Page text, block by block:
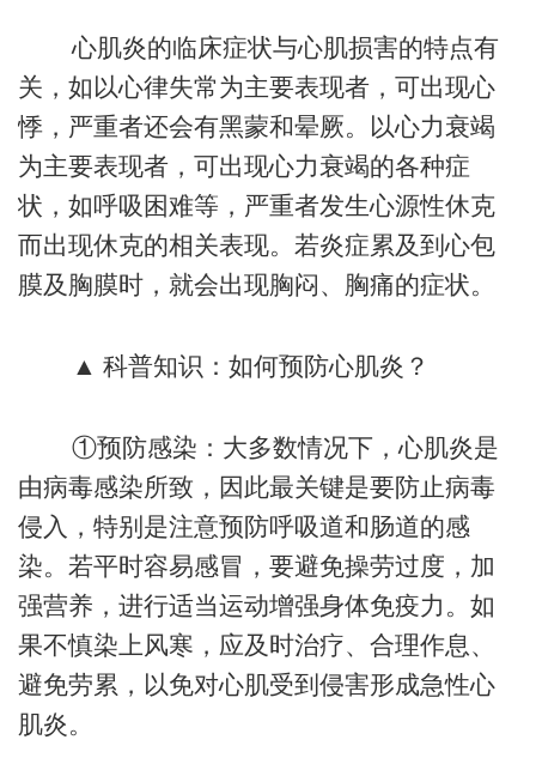
心肌炎的临床症状与心肌损害的特点有
关，如以心律失常为主要表现者，可出现心
悸，严重者还会有黑蒙和晕厥。以心力衰竭
为主要表现者，可出现心力衰竭的各种症
状，如呼吸困难等，严重者发生心源性休克
而出现休克的相关表现。若炎症累及到心包
膜及胸膜时，就会出现胸闷、胸痛的症状。
▲ 科普知识：如何预防心肌炎？
①预防感染：大多数情况下，心肌炎是
由病毒感染所致，因此最关键是要防止病毒
侵入，特别是注意预防呼吸道和肠道的感
染。若平时容易感冒，要避免操劳过度，加
强营养，进行适当运动增强身体免疫力。如
果不慎染上风寒，应及时治疗、合理作息、
避免劳累，以免对心肌受到侵害形成急性心
肌炎。